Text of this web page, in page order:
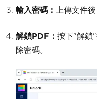
輸入密碼： 上傳文件
解鎖PDF： 按下"解鎖
除密碼。